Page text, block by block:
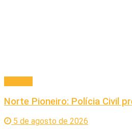
Norte Pioneiro: Polícia Civil
5 de agosto de 2026